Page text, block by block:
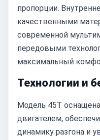
пропорции.
качественными
современной
передовыми
максимальный
Технологии и
Модель 45T
двигателем,
динамику разгона и